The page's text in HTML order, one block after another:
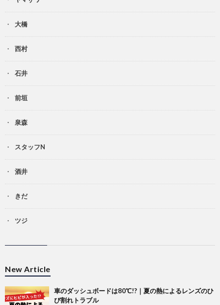
大橋
西村
石井
前垣
泉森
スタッフN
酒井
きだ
ツジ
New Article
車のダッシュボードは80℃!?｜夏の熱によるレンズのひ
び割れトラブル